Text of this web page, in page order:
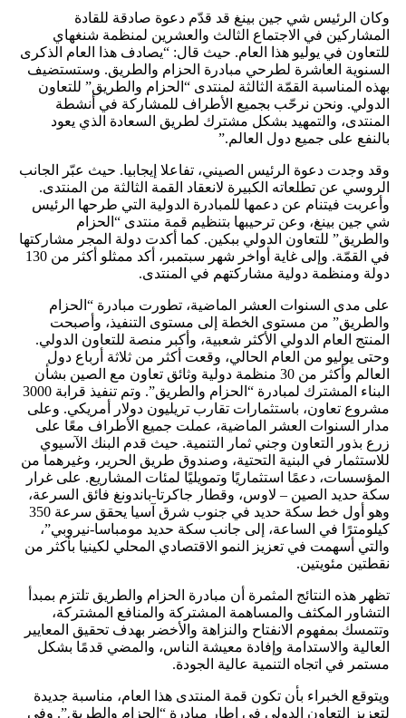
وكان الرئيس شي جين بينغ قد قدّم دعوة صادقة للقادة
المشاركين في الاجتماع الثالث والعشرين لمنظمة شنغهاي
للتعاون في يوليو هذا العام. حيث قال: “يصادف هذا العام الذكرى
السنوية العاشرة لطرحي مبادرة الحزام والطريق. وستستضيف
بهذه المناسبة القمّة الثالثة لمنتدى “الحزام والطريق” للتعاون
الدولي. ونحن نرحّب بجميع الأطراف للمشاركة في أنشطة
المنتدى، والتمهيد بشكل مشترك لطريق السعادة الذي يعود
بالنفع على جميع دول العالم.”
وقد وجدت دعوة الرئيس الصيني، تفاعلا إيجابيا. حيث عبّر الجانب
الروسي عن تطلعاته الكبيرة لانعقاد القمة الثالثة من المنتدى.
وأعربت فيتنام عن دعمها للمبادرة الدولية التي طرحها الرئيس
شي جين بينغ، وعن ترحيبها بتنظيم قمة منتدى “الحزام
والطريق” للتعاون الدولي ببكين. كما أكدت دولة المجر مشاركتها
في القمّة. وإلى غاية أواخر شهر سبتمبر، أكد ممثلو أكثر من 130
دولة ومنظمة دولية مشاركتهم في المنتدى.
على مدى السنوات العشر الماضية، تطورت مبادرة “الحزام
والطريق” من مستوى الخطة إلى مستوى التنفيذ، وأصبحت
المنتج العام الدولي الأكثر شعبية، وأكبر منصة للتعاون الدولي.
وحتى يوليو من العام الحالي، وقعت أكثر من ثلاثة أرباع دول
العالم وأكثر من 30 منظمة دولية وثائق تعاون مع الصين بشأن
البناء المشترك لمبادرة “الحزام والطريق”. وتم تنفيذ قرابة 3000
مشروع تعاون، باستثمارات تقارب تريليون دولار أمريكي. وعلى
مدار السنوات العشر الماضية، عملت جميع الأطراف معًا على
زرع بذور التعاون وجني ثمار التنمية. حيث قدم البنك الآسيوي
للاستثمار في البنية التحتية، وصندوق طريق الحرير، وغيرهما من
المؤسسات، دعمًا استثماريًا وتمويليًا لمئات المشاريع. على غرار
سكة حديد الصين – لاوس، وقطار جاكرتا-باندونغ فائق السرعة،
وهو أول خط سكة حديد في جنوب شرق آسيا يحقق سرعة 350
كيلومترًا في الساعة، إلى جانب سكة حديد مومباسا-نيروبي”،
والتي أسهمت في تعزيز النمو الاقتصادي المحلي لكينيا بأكثر من
نقطتين مئويتين.
تظهر هذه النتائج المثمرة أن مبادرة الحزام والطريق تلتزم بمبدأ
التشاور المكثف والمساهمة المشتركة والمنافع المشتركة،
وتتمسك بمفهوم الانفتاح والنزاهة والأخضر بهدف تحقيق المعايير
العالية والاستدامة وإفادة معيشة الناس، والمضي قدمًا بشكل
مستمر في اتجاه التنمية عالية الجودة.
ويتوقع الخبراء بأن تكون قمة المنتدى هذا العام، مناسبة جديدة
لتعزيز التعاون الدولي في إطار مبادرة “الحزام والطريق”. وفي